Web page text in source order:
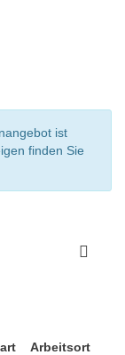
ist
finden Sie
Arbeitsort